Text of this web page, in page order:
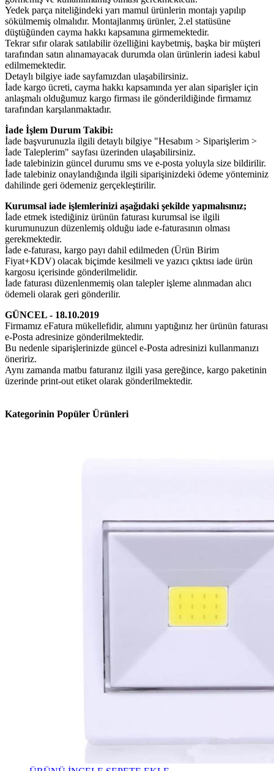
Yedek parça niteliğindeki yarı mamul ürünlerin montajı yapılıp
sökülmemiş olmalıdır. Montajlanmış ürünler, 2.el statüsüne
düştüğünden cayma hakkı kapsamına girmemektedir.
Tekrar sıfır olarak satılabilir özelliğini kaybetmiş, başka bir müşteri
tarafından satın alınamayacak durumda olan ürünlerin iadesi kabul
edilmemektedir.
Detaylı bilgiye iade sayfamızdan ulaşabilirsiniz.
İade kargo ücreti, cayma hakkı kapsamında yer alan siparişler için
anlaşmalı olduğumuz kargo firması ile gönderildiğinde firmamız
tarafından karşılanmaktadır.
İade İşlem Durum Takibi:
İade başvurunuzla ilgili detaylı bilgiye "Hesabım > Siparişlerim >
İade Taleplerim" sayfası üzerinden ulaşabilirsiniz.
İade talebinizin güncel durumu sms ve e-posta yoluyla size bildirilir.
İade talebiniz onaylandığında ilgili siparişinizdeki ödeme yönteminiz
dahilinde geri ödemeniz gerçekleştirilir.
Kurumsal iade işlemlerinizi aşağıdaki şekilde yapmalısınız;
İade etmek istediğiniz ürünün faturası kurumsal ise ilgili
kurumunuzun düzenlemiş olduğu iade e-faturasının olması
gerekmektedir.
İade e-faturası, kargo payı dahil edilmeden (Ürün Birim
Fiyat+KDV) olacak biçimde kesilmeli ve yazıcı çıktısı iade ürün
kargosu içerisinde gönderilmelidir.
İade faturası düzenlenmemiş olan talepler işleme alınmadan alıcı
ödemeli olarak geri gönderilir.
GÜNCEL - 18.10.2019
Firmamız eFatura mükellefidir, alımını yaptığınız her ürünün faturası
e-Posta adresinize gönderilmektedir.
Bu nedenle siparişlerinizde güncel e-Posta adresinizi kullanmanızı
öneririz.
Aynı zamanda matbu faturanız ilgili yasa gereğince, kargo paketinin
üzerinde print-out etiket olarak gönderilmektedir.
Kategorinin Popüler Ürünleri